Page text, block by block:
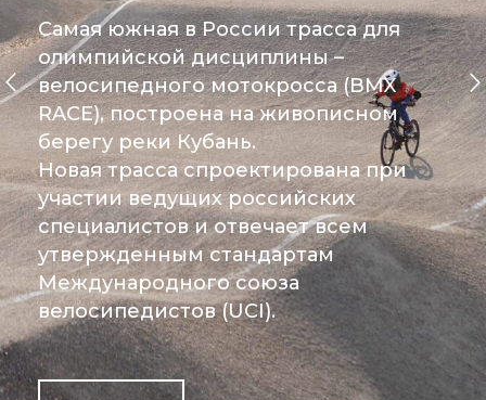
Самая южная в России трасса для
олимпийской дисциплины –
велосипедного мотокросса (BMX
RACE), построена на живописном
берегу реки Кубань.
Новая трасса спроектирована при
участии ведущих российских
специалистов и отвечает всем
утвержденным стандартам
Международного союза
велосипедистов (UCI).